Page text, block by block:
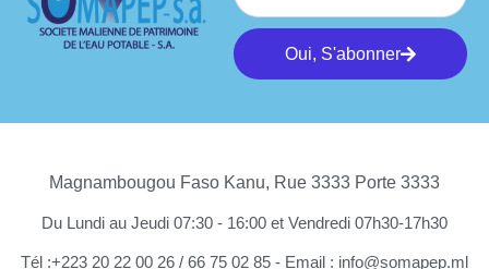
Oui, S'abonner
Magnambougou Faso Kanu, Rue 3333 Porte 3333
Du Lundi au Jeudi 07:30 - 16:00 et Vendredi 07h30-17h30
Tél :+223 20 22 00 26 / 66 75 02 85 - Email : info@somapep.ml